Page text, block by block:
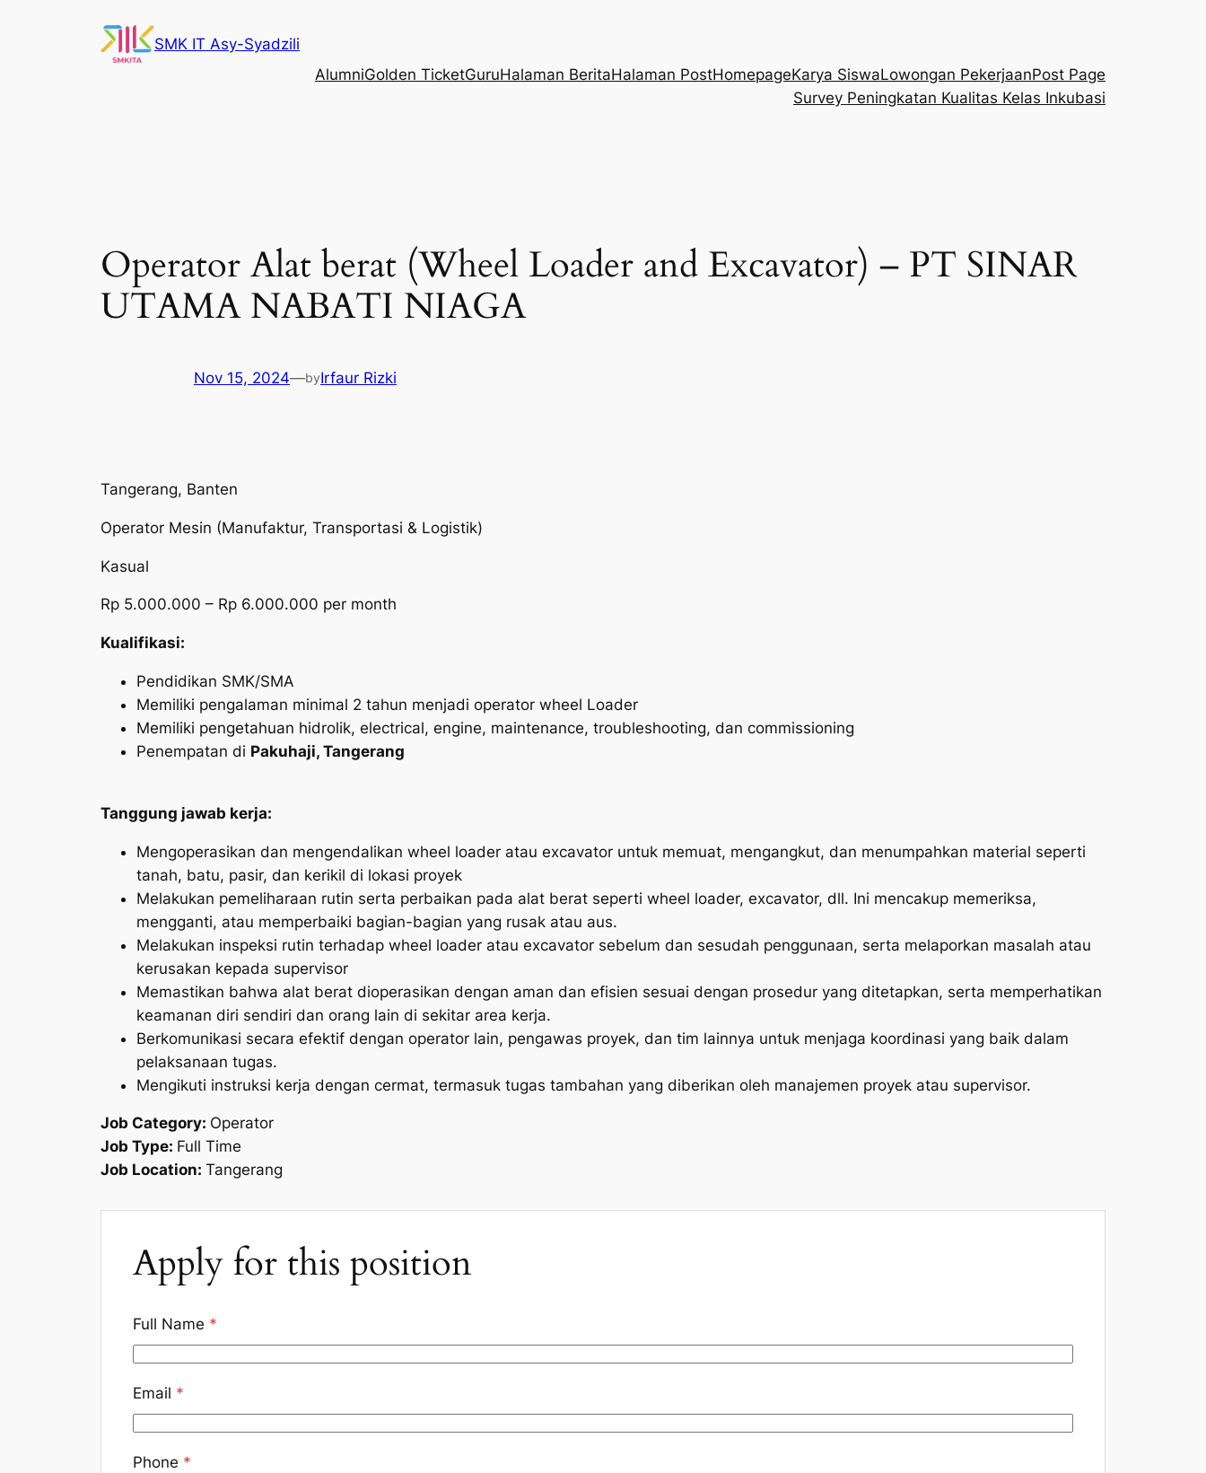
SMK IT Asy-Syadzili
AlumniGolden TicketGuruHalaman BeritaHalaman PostHomepageKarya SiswaLowongan PekerjaanPost Page
Survey Peningkatan Kualitas Kelas Inkubasi
Operator Alat berat (Wheel Loader and Excavator) – PT SINAR
UTAMA NABATI NIAGA
Nov 15, 2024—byIrfaur Rizki
Tangerang, Banten
Operator Mesin (Manufaktur, Transportasi & Logistik)
Kasual
Rp 5.000.000 – Rp 6.000.000 per month
Kualifikasi:
Pendidikan SMK/SMA
Memiliki pengalaman minimal 2 tahun menjadi operator wheel Loader
Memiliki pengetahuan hidrolik, electrical, engine, maintenance, troubleshooting, dan commissioning
Penempatan di Pakuhaji, Tangerang
Tanggung jawab kerja:
Mengoperasikan dan mengendalikan wheel loader atau excavator untuk memuat, mengangkut, dan menumpahkan material seperti
tanah, batu, pasir, dan kerikil di lokasi proyek
Melakukan pemeliharaan rutin serta perbaikan pada alat berat seperti wheel loader, excavator, dll. Ini mencakup memeriksa,
mengganti, atau memperbaiki bagian-bagian yang rusak atau aus.
Melakukan inspeksi rutin terhadap wheel loader atau excavator sebelum dan sesudah penggunaan, serta melaporkan masalah atau
kerusakan kepada supervisor
Memastikan bahwa alat berat dioperasikan dengan aman dan efisien sesuai dengan prosedur yang ditetapkan, serta memperhatikan
keamanan diri sendiri dan orang lain di sekitar area kerja.
Berkomunikasi secara efektif dengan operator lain, pengawas proyek, dan tim lainnya untuk menjaga koordinasi yang baik dalam
pelaksanaan tugas.
Mengikuti instruksi kerja dengan cermat, termasuk tugas tambahan yang diberikan oleh manajemen proyek atau supervisor.
Job Category: Operator
Job Type: Full Time
Job Location: Tangerang
Apply for this position
Full Name *
Email *
Phone *